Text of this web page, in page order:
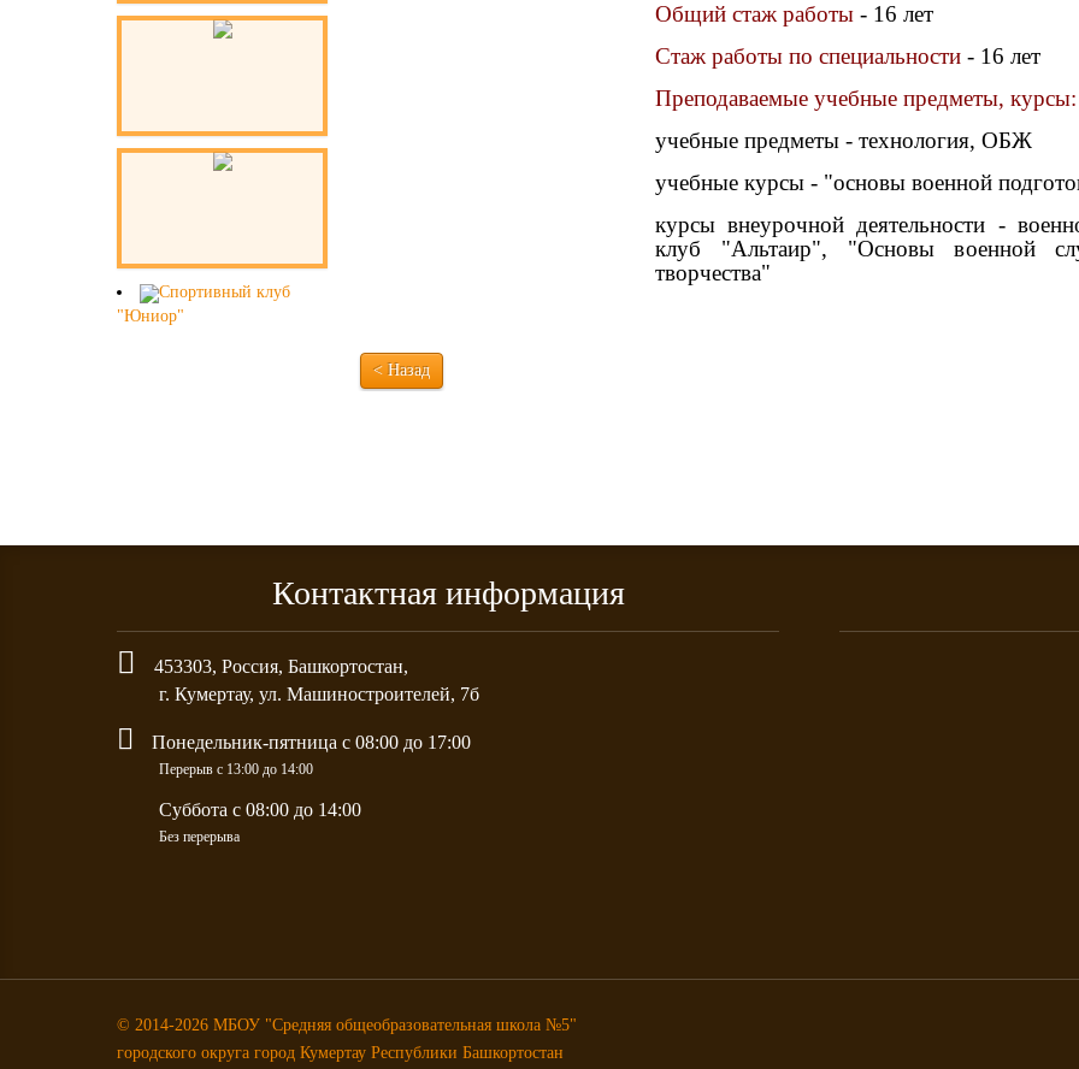
Общий стаж работы - 16 лет
Стаж работы по специальности - 16 лет
Преподаваемые учебные предметы, курсы:
учебные предметы - технология, ОБЖ
учебные курсы - "основы военной
курсы внеурочной деятельности -
клуб "Альтаир", "Основы военной
творчества"
< Назад
Спортивный клуб
"Юниор"
Контактная информация
453303, Россия, Башкортостан,
г. Кумертау, ул. Машиностроителей, 7б
Понeдельник-пятница с 08:00 до 17:00
Перерыв с 13:00 до 14:00
Суббота с 08:00 до 14:00
Без перерыва
© 2014-2026 МБОУ "Средняя общеобразовательная школа №5"
городского округа город Кумертау Республики Башкортостан